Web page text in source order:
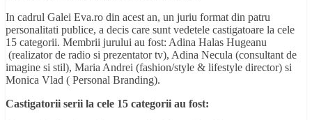
In cadrul Galei Eva.ro din acest an, un juriu format din patru
personalitati publice, a decis care sunt vedetele castigatoare la cele
15 categorii. Membrii jurului au fost: Adina Halas Hugeanu
(realizator de radio si prezentator tv), Adina Necula (consultant de
imagine si stil), Maria Andrei (fashion/style & lifestyle director) si
Monica Vlad ( Personal Branding).
Castigatorii serii la cele 15 categorii au fost: